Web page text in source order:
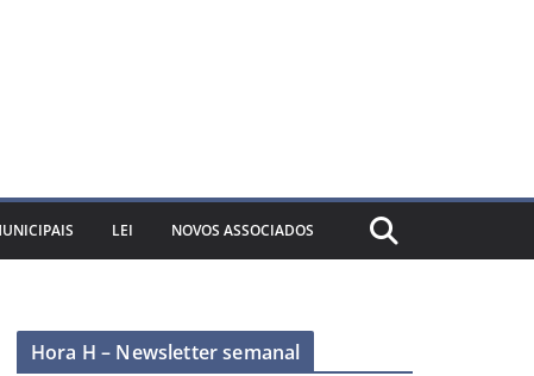
LEI NOVOS ASSOCIADOS
Hora H – Newsletter semanal